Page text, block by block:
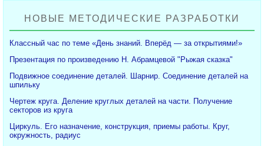
НОВЫЕ МЕТОДИЧЕСКИЕ РАЗРАБОТКИ
Классный час по теме «День знаний. Вперёд — за открытиями!»
Презентация по произведению Н. Абрамцевой "Рыжая сказка"
Подвижное соединение деталей. Шарнир. Соединение деталей на
шпильку
Чертеж круга. Деление круглых деталей на части. Получение
секторов из круга
Циркуль. Его назначение, конструкция, приемы работы. Круг,
окружность, радиус